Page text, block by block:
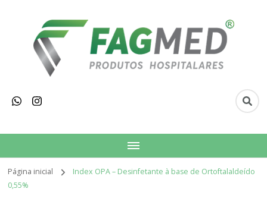
Fagmed Produtos
Página inicial
Index OPA – Desinfetante à base de Ortoftalaldeído
0,55%